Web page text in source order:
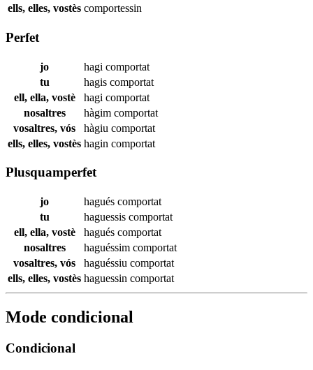
ells, elles, vostès comportessin
Perfet
jo hagi comportat
tu
hagis comportat
ell, ella, vostè
hagi comportat
nosaltres
hàgim comportat
vosaltres, vós
hàgiu comportat
ells, elles, vostès hagin comportat
Plusquamperfet
jo hagués comportat
tu
haguessis comportat
ell, ella, vostè
hagués comportat
nosaltres
haguéssim comportat
vosaltres, vós
haguéssiu comportat
ells, elles, vostès haguessin comportat
Mode condicional
Condicional